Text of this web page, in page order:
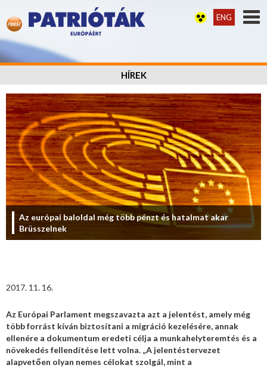
ENG
HÍREK
Az európai baloldal még több pénzt és hatalmat akar
Brüsszelnek
2017. 11. 16.
Az Európai Parlament megszavazta azt a jelentést, amely még
több forrást kíván biztosítani a migráció kezelésére, annak
ellenére a dokumentum eredeti célja a munkahelyteremtés és a
növekedés fellendítése lett volna. „A jelentéstervezet
alapvetően olyan nemes célokat szolgál, mint a